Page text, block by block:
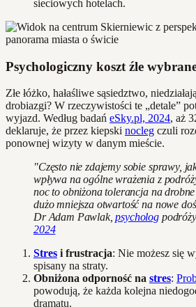
sieciowych hotelach.
Psychologiczny koszt źle
Złe łóżko, hałaśliwe sąsiedztwo,
drobiazgi? W rzeczywistości te „detale”
wyjazd. Według badań eSky.pl, 2024, aż
deklaruje, że przez kiepski nocleg czuli
ponownej wizyty w danym mieście.
"Często nie zdajemy sobie sprawy,
wpływa na ogólne wrażenia z
noc to obniżona tolerancja na
dużo mniejsza otwartość na nowe
Dr Adam Pawlak,psycholog podróży,
2024
Stres i frustracja: Nie możesz się
spisany na straty.
Obniżona odporność na stres:
powodują, że każda kolejna
dramatu.